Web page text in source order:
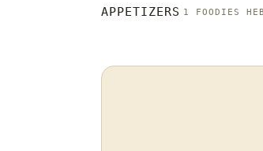
APPETIZERS 1 FOODIES